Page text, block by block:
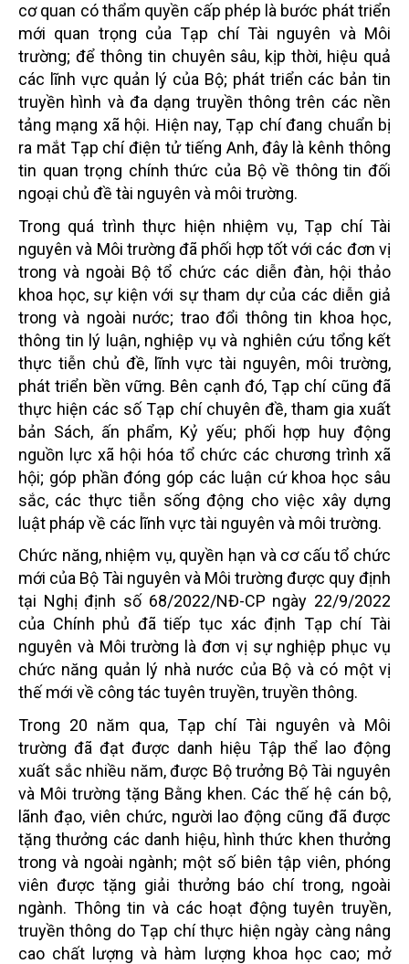
cơ quan có thẩm quyền cấp phép là bước phát triển
mới quan trọng của Tạp chí Tài nguyên và Môi
trường; để thông tin chuyên sâu, kịp thời, hiệu quả
các lĩnh vực quản lý của Bộ; phát triển các bản tin
truyền hình và đa dạng truyền thông trên các nền
tảng mạng xã hội. Hiện nay, Tạp chí đang chuẩn bị
ra mắt Tạp chí điện tử tiếng Anh, đây là kênh thông
tin quan trọng chính thức của Bộ về thông tin đối
ngoại chủ đề tài nguyên và môi trường.
Trong quá trình thực hiện nhiệm vụ, Tạp chí Tài
nguyên và Môi trường đã phối hợp tốt với các đơn vị
trong và ngoài Bộ tổ chức các diễn đàn, hội thảo
khoa học, sự kiện với sự tham dự của các diễn giả
trong và ngoài nước; trao đổi thông tin khoa học,
thông tin lý luận, nghiệp vụ và nghiên cứu tổng kết
thực tiễn chủ đề, lĩnh vực tài nguyên, môi trường,
phát triển bền vững. Bên cạnh đó, Tạp chí cũng đã
thực hiện các số Tạp chí chuyên đề, tham gia xuất
bản Sách, ấn phẩm, Kỷ yếu; phối hợp huy động
nguồn lực xã hội hóa tổ chức các chương trình xã
hội; góp phần đóng góp các luận cứ khoa học sâu
sắc, các thực tiễn sống động cho việc xây dựng
luật pháp về các lĩnh vực tài nguyên và môi trường.
Chức năng, nhiệm vụ, quyền hạn và cơ cấu tổ chức
mới của Bộ Tài nguyên và Môi trường được quy định
tại Nghị định số 68/2022/NĐ-CP ngày 22/9/2022
của Chính phủ đã tiếp tục xác định Tạp chí Tài
nguyên và Môi trường là đơn vị sự nghiệp phục vụ
chức năng quản lý nhà nước của Bộ và có một vị
thế mới về công tác tuyên truyền, truyền thông.
Trong 20 năm qua, Tạp chí Tài nguyên và Môi
trường đã đạt được danh hiệu Tập thể lao động
xuất sắc nhiều năm, được Bộ trưởng Bộ Tài nguyên
và Môi trường tặng Bằng khen. Các thế hệ cán bộ,
lãnh đạo, viên chức, người lao động cũng đã được
tặng thưởng các danh hiệu, hình thức khen thưởng
trong và ngoài ngành; một số biên tập viên, phóng
viên được tặng giải thưởng báo chí trong, ngoài
ngành. Thông tin và các hoạt động tuyên truyền,
truyền thông do Tạp chí thực hiện ngày càng nâng
cao chất lượng và hàm lượng khoa học cao; mở